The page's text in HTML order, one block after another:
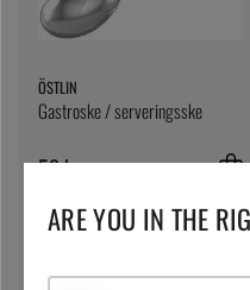
ÖSTLIN
Gastroske / serveringsske
58 kr.
ARE YOU IN THE